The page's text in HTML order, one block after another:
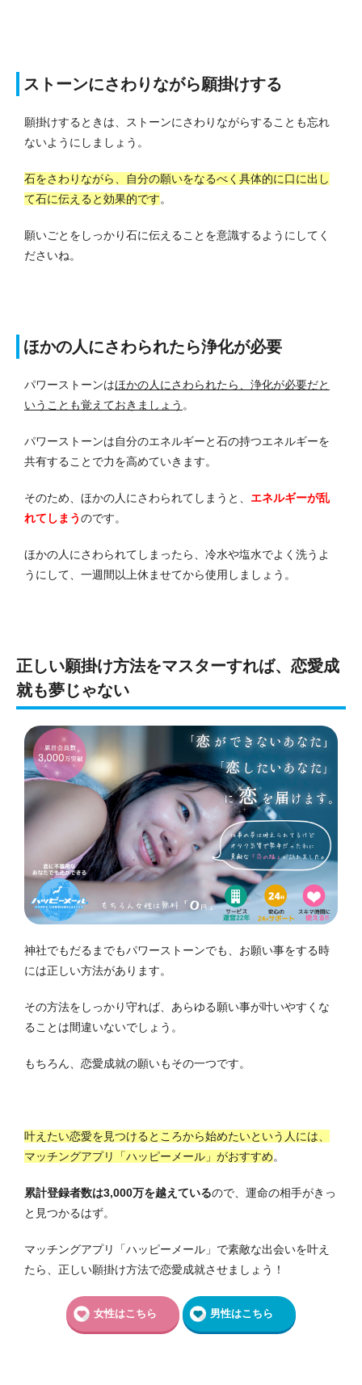
ストーンにさわりながら願掛けする
願掛けするときは、ストーンにさわりながらすることも忘れ
ないようにしましょう。
石をさわりながら、自分の願いをなるべく具体的に口に出し
て石に伝えると効果的です。
願いごとをしっかり石に伝えることを意識するようにしてく
ださいね。
ほかの人にさわられたら浄化が必要
パワーストーンはほかの人にさわられたら、浄化が必要だと
いうことも覚えておきましょう 。
パワーストーンは自分のエネルギーと石の持つエネルギーを
共有することで力を高めていきます。
そのため、ほかの人にさわられてしまうと、 エネルギーが乱
れてしまうのです。
ほかの人にさわられてしまったら、冷水や塩水でよく洗うよ
うにして、一週間以上休ませてから使用しましょう。
正しい願掛け方法をマスターすれば、恋愛成
就も夢じゃない
神社でもだるまでもパワーストーンでも、お願い事をする時
には正しい方法があります。
その方法をしっかり守れば、あらゆる願い事が叶いやすくな
ることは間違いないでしょう。
もちろん、恋愛成就の願いもその一つです。
叶えたい恋愛を見つけるところから始めたいという人には、
マッチングアプリ「ハッピーメール」がおすすめ。
累計登録者数は3,000万を越えているので、運命の相手がきっ
と見つかるはず。
マッチングアプリ「ハッピーメール」で素敵な出会いを叶え
たら、正しい願掛け方法で恋愛成就させましょう！
女性はこちら 男性はこちら